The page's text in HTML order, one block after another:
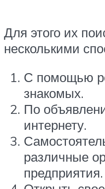
Для этого их
несколькими
С помощью
знакомых.
По
интернету.
различные
предприятия.